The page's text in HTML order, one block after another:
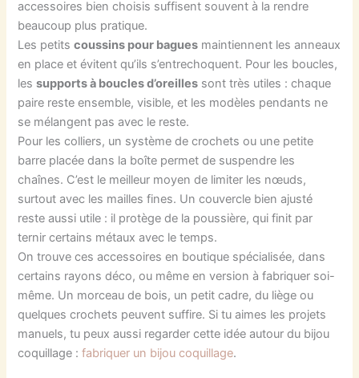
accessoires bien choisis suffisent souvent à la rendre
beaucoup plus pratique.
Les petitscoussins pour bagues maintiennent les anneaux
en place et évitent qu’ils s’entrechoquent. Pour les boucles,
lessupports à boucles d’oreilles sont très utiles : chaque
paire reste ensemble, visible, et les modèles pendants ne
se mélangent pas avec le reste.
Pour les colliers, un système de crochets ou une petite
barre placée dans la boîte permet de suspendre les
chaînes. C’est le meilleur moyen de limiter les nœuds,
surtout avec les mailles fines. Un couvercle bien ajusté
reste aussi utile : il protège de la poussière, qui finit par
ternir certains métaux avec le temps.
On trouve ces accessoires en boutique spécialisée, dans
certains rayons déco, ou même en version à fabriquer soi-
même. Un morceau de bois, un petit cadre, du liège ou
quelques crochets peuvent suffire. Si tu aimes les projets
manuels, tu peux aussi regarder cette idée autour du bijou
coquillage :fabriquer un bijou coquillage.